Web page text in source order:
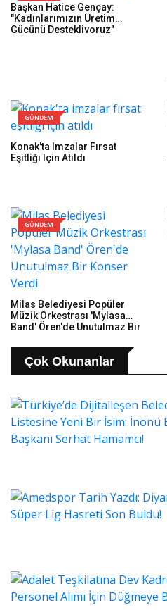
Başkan Hatice Gençay:
"Kadınlarımızın Üretim
Gücünü Destekliyoruz"
GÜNDEM
Konak'ta Imzalar Fırsat
Eşitliği Için Atıldı
GÜNDEM
Milas Belediyesi Popüler
Müzik Orkestrası 'Mylasa
Band' Ören'de Unutulmaz Bir
Çok Okunanlar